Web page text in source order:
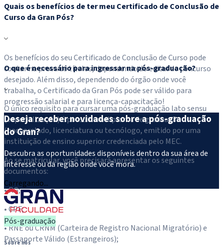
Quais os benefícios de ter meu Certificado de Conclusão de
Curso da Gran Pós?
Os benefícios do seu Certificado de Conclusão de Curso pode
contar na prova de títulos, dependendo do edital do concurso
desejado. Além disso, dependendo do órgão onde você
trabalha, o Certificado da Gran Pós pode ser válido para
progressão salarial e para licença-capacitação!
O que é necessário para ingressar na pós-graduação?
O único requisito para cursar uma pós-graduação lato sensu
(especialização) é possuir um diploma de graduação
(bacharelado, licenciatura ou tecnólogo, emitido por uma
instituição de ensino superior credenciada pelo MEC.
Ao se matricular, você precisará apresentar os seguintes
documentos:
• RG;
• CPF;
• RNE ou CRNM (Carteira de Registro Nacional Migratório) e
Passaporte Válido (Estrangeiros);
Deseja receber novidades sobre a pós-graduação
do Gran?
Descubra as oportunidades disponíveis dentro da sua área de
interesse ou da região onde você mora.
Carregando...
Pós-graduação
Sobre nós